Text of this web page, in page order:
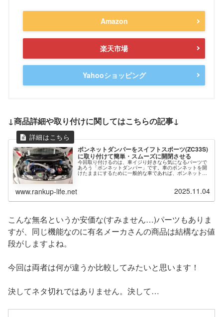
Amazon
楽天市場
Yahooショッピング
↓商品詳細や取り付けに関してはこちらの記事↓
ボンネットダンパーをスイフトスポーツ(ZC33S)
に取り付けて簡単・スムーズに開閉させる
今回取り付けるのは、車イジり好きなら気になるパーツで
あろう「ボンネットダンパー」です。車のボンネットを開
けたままにするために一般的な車であれば、ボンネット内
www.rankup-life.net 2025.11.04
こんな無名というか安価な(すみません…)パーツもありま
すが、同じ機能なのに有名メーカさんの商品は結構なお値
段がしますよね。
今回は両者は何が違うか比較してみたいと思います！
決してネタ切れではありません。決して…